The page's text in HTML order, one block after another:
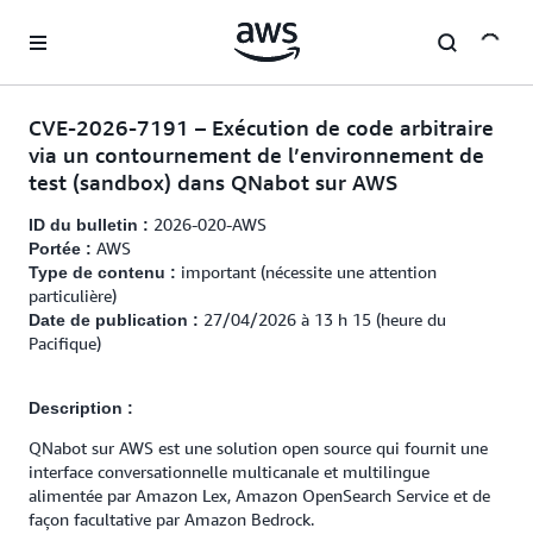
CVE-2026-7191 – Exécution de code arbitraire
via un contournement de l’environnement de
test (sandbox) dans QNabot sur AWS
ID du bulletin : 2026-020-AWS
Portée : AWS
Type de contenu : important (nécessite une attention
particulière)
Date de publication : 27/04/2026 à 13 h 15 (heure du
Pacifique)
Description :
QNabot sur AWS est une solution open source qui fournit une
interface conversationnelle multicanale et multilingue
alimentée par Amazon Lex, Amazon OpenSearch Service et de
façon facultative par Amazon Bedrock.